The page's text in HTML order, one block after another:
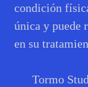
condición
única y puede
en su
Tormo